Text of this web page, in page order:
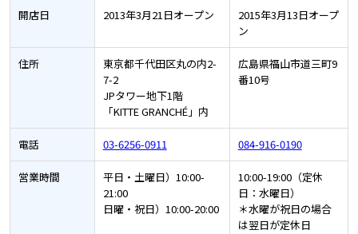
開店日 2013年3月21日オープン
2015年3月13日オープ
ン
住所
東京都千代田区丸の内2-
7-2
JPタワー地下1階
「KITTE GRANCHÉ」内
広島県福山市道三町9
番10号
電話 03-6256-0911 084-916-0190
営業時間
平日・土曜日）10:00-
21:00
日曜・祝日）10:00-20:00
10:00-19:00（定休
日：水曜日）
＊水曜が祝日の場合
は翌日が定休日